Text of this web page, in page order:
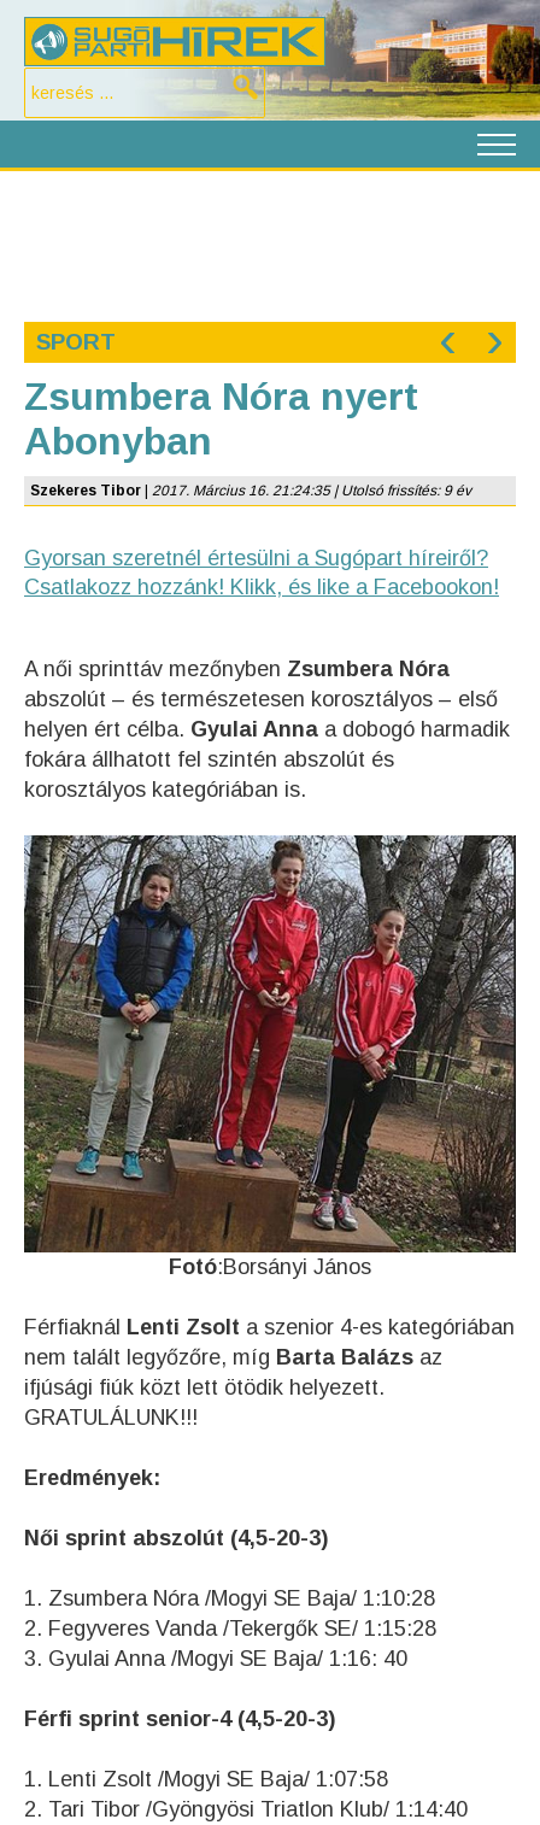
SPORT ‹ ›
Zsumbera Nóra nyert
Abonyban
Szekeres Tibor 2017. Március 16. 21:24:35 | Utolsó frissítés: 9 év
Gyorsan szeretnél értesülni a Sugópart híreiről?
Csatlakozz hozzánk! Klikk, és like a Facebookon!
A női sprinttáv mezőnyben Zsumbera Nóra
abszolút – és természetesen korosztályos – első
helyen ért célba. Gyulai Anna a dobogó harmadik
fokára állhatott fel szintén abszolút és
korosztályos kategóriában is.
Fotó:Borsányi János
Férfiaknál Lenti Zsolt a szenior 4-es kategóriában
nem talált legyőzőre, míg Barta Balázs az
ifjúsági fiúk közt lett ötödik helyezett.
GRATULÁLUNK!!!
Eredmények:
Női sprint abszolút (4,5-20-3)
1. Zsumbera Nóra /Mogyi SE Baja/ 1:10:28
2. Fegyveres Vanda /Tekergők SE/ 1:15:28
3. Gyulai Anna /Mogyi SE Baja/ 1:16: 40
Férfi sprint senior-4 (4,5-20-3)
1. Lenti Zsolt /Mogyi SE Baja/ 1:07:58
2. Tari Tibor /Gyöngyösi Triatlon Klub/ 1:14:40